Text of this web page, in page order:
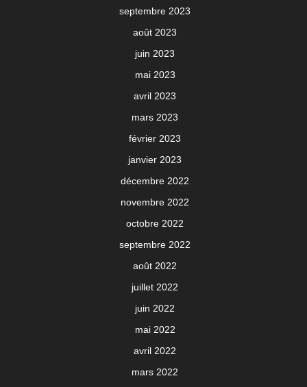
septembre 2023
août 2023
juin 2023
mai 2023
avril 2023
mars 2023
février 2023
janvier 2023
décembre 2022
novembre 2022
octobre 2022
septembre 2022
août 2022
juillet 2022
juin 2022
mai 2022
avril 2022
mars 2022